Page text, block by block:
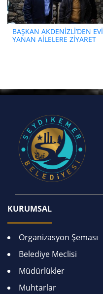
BAŞKAN AKDENİZLİ’DEN EVİ
YANAN AİLELERE ZİYARET
KURUMSAL
Organizasyon Şeması
Belediye Meclisi
Müdürlükler
Muhtarlar